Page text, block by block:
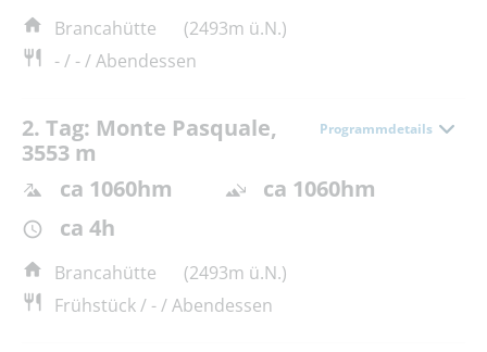
Brancahütte
(2493m ü.N.)
- / - / Abendessen
2. Tag: Monte Pasquale,
3553 m
Programmdetails
ca 1060hm
ca 1060hm
ca 4h
Brancahütte
(2493m ü.N.)
Frühstück / - / Abendessen